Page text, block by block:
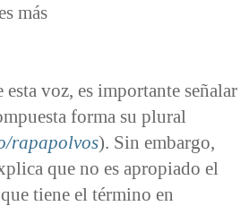
más
voz, es importante señalar
forma su plural
rapapolvos). Sin embargo,
que no es apropiado el
tiene el término en